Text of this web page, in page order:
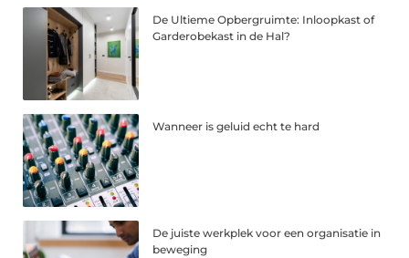
De Ultieme Opbergruimte: Inloopkast of
Garderobekast in de Hal?
Wanneer is geluid echt te hard
De juiste werkplek voor een organisatie in
beweging